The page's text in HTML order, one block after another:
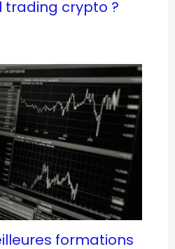
trading crypto ?
formations